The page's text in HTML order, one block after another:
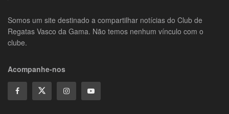
Somos um site destinado a compartilhar notícias do Club de
Regatas Vasco da Gama. Não temos nenhum vínculo com o
clube.
Acompanhe-nos